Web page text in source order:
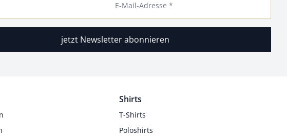
E-Mail-Adresse *
jetzt Newsletter abonnieren
Shirts
T-Shirts
Poloshirts